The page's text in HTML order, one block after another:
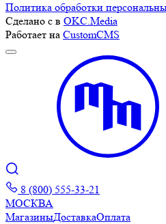
Политика обработки
Сделано с в OKC.Media
Работает на CustomCMS
8 (800) 555-33-21
МОСКВА
МагазиныДоставкаОплата